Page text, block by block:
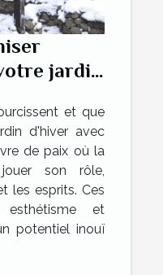
jardin
et que
d'hiver avec
de paix où la
son rôle,
les esprits. Ces
esthétisme et
potentiel inouï